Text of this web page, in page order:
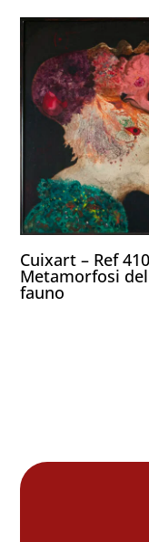
Cuixart – Ref
Metamorfosi del
fauno